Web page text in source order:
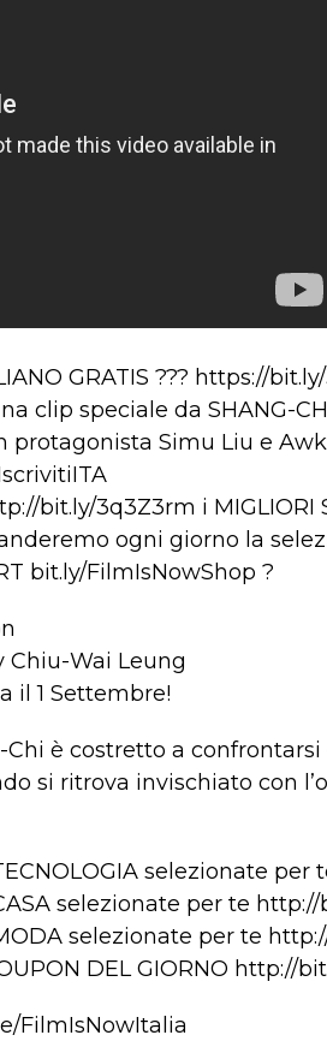
GRATIS ??? https://
clip speciale da SHANG-
protagonista Simu Liu e
bit.ly/3q3Z3rm​​ i MIGLIORI
ogni giorno la
bit.ly/FilmIsNowShop​ ?
Chiu-Wai Leung
il 1 Settembre!
è costretto a
si ritrova invischiato con
selezionate
selezionate per te http://
selezionate per te
DEL GIORNO http://
FilmIsNowItalia